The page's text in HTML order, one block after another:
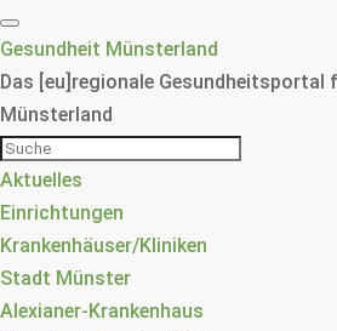
Gesundheit Münsterland
Das [eu]regionale Gesundheitsportal
Münsterland
Aktuelles
Einrichtungen
Krankenhäuser/Kliniken
Stadt Münster
Alexianer-Krankenhaus